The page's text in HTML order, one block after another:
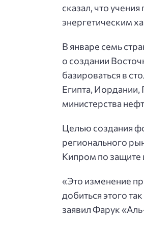
сказал, что
энергетическим
В январе семь
о создании
базироваться в
Египта, Иордании,
министерства
Целью создания
регионального
Кипром по защите
«Это изменение
добиться этого
заявил Фарук